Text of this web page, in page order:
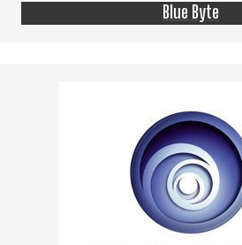
Blue Byte